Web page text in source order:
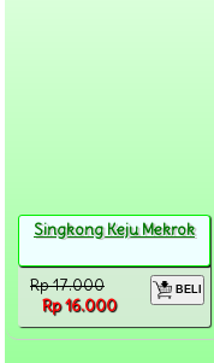
Singkong Keju Mekrok
Rp 17.000
Rp 16.000
BELI